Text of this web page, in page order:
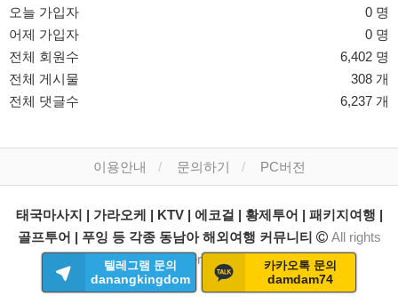
오늘 가입자
0 명
어제 가입자
0 명
전체 회원수
6,402 명
전체 게시물
308 개
전체 댓글수
6,237 개
텔레그램 문의
danangkingdom
카카오톡 문의
damdam74
이용안내 문의하기 PC버전
태국마사지 | 가라오케 | KTV | 에코걸 | 황제투어 | 패키지여행 |
골프투어 | 푸잉 등 각종 동남아 해외여행 커뮤니티
All rights
reserved.